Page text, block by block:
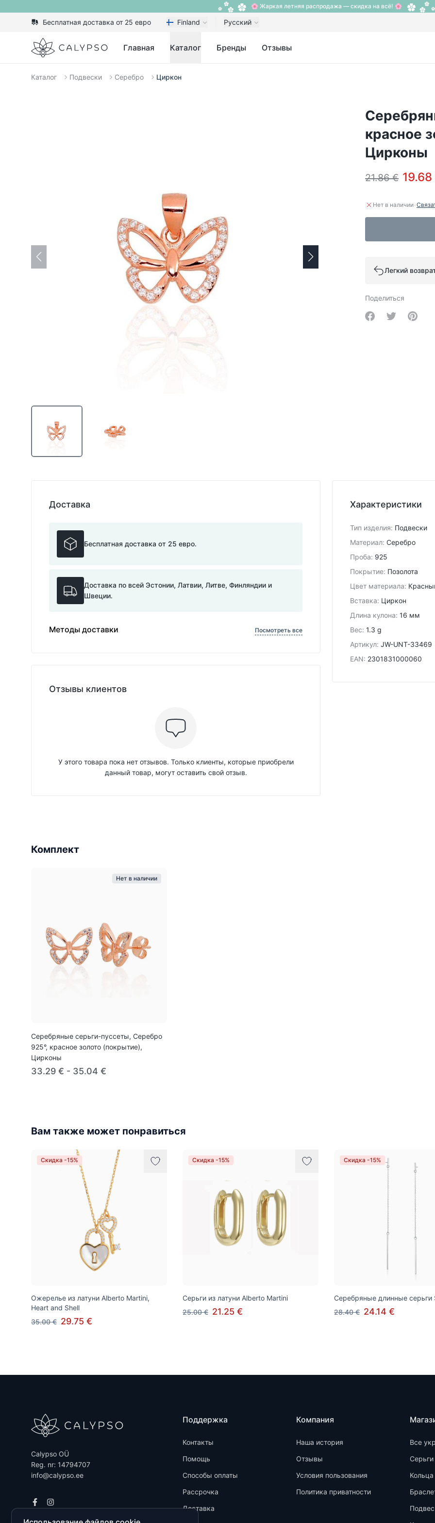
🌸 Жаркая летняя распродажа — скидка на всё! 🌸
Бесплатная доставка от 25 евро Finland Русский
Calypso Главная Каталог Бренды Отзывы
Каталог Подвески Серебро Циркон
красное
Цирконы
21.86 €
Нет в наличии·
Легкий
Поделиться
Share onShare on
Характеристики
Тип изделия: Подвески
Материал: Серебро
Проба: 925
Покрытие: Позолота
Цвет материала:
Вставка: Циркон
Длина кулона: 16 мм
Вес: 1.3 g
Артикул: JW-UNT-33469
EAN: 2301831000060
Доставка
Бесплатная доставка от 25 евро.
Доставка по всей Эстонии, Латвии, Литве, Финляндии и
Швеции.
Методы доставки Посмотреть все
Отзывы клиентов
У этого товара пока нет отзывов. Только клиенты, которые приобрели
данный товар, могут оставить свой отзыв.
Комплект
Нет в наличии
Серебряные серьги-пуссеты, Серебро
925°, красное золото (покрытие),
Цирконы
33.29 € - 35.04 €
Вам также может понравиться
Скидка -15%
Ожерелье из латуни Alberto Martini,
Heart and Shell
35.00 € 29.75 €
Скидка -15%
Серьги из латуни Alberto Martini
25.00 € 21.25 €
Скидка -15%
Серебряные длинные серьги
28.40 € 24.14 €
Calypso OÜ
Reg. nr: 14794707
info@calypso.ee
Поддержка
Контакты
Помощь
Способы оплаты
Рассрочка
Доставка
Компания
Наша история
Отзывы
Условия пользования
Политика приватности
Все
Серьги
Кольца